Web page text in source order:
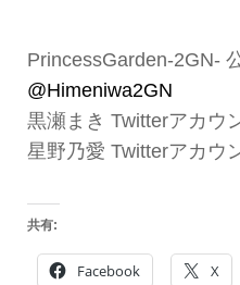
PrincessGarden-2GN-
@Himeniwa2GN
黒瀬まき Twitterアカウ
星野乃愛 Twitterアカウ
共有:
Facebook X